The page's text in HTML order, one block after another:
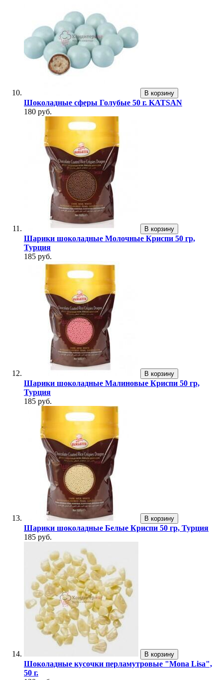
В корзину
Шоколадные сферы Голубые 50 г. KATSAN
180 руб.
В корзину
Шарики шоколадные Молочные Криспи 50 гр,
Турция
185 руб.
В корзину
Шарики шоколадные Малиновые Криспи 50 гр,
Турция
185 руб.
В корзину
Шарики шоколадные Белые Криспи 50 гр, Турция
185 руб.
В корзину
Шоколадные кусочки перламутровые "Mona Lisa",
50 г.